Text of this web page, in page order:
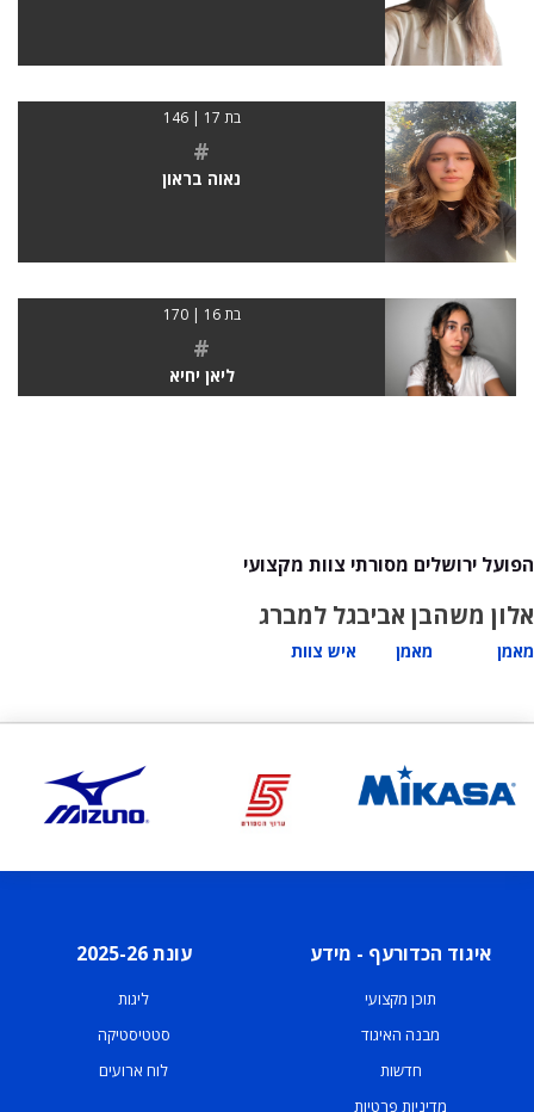
בת 17 | 146
#
נאוה בראון
בת 16 | 170
#
ליאן יחיא
הפועל ירושלים מסורתי צוות מקצועי
אלון משה
מאמן
בן אביב
מאמן
גל למברג
איש צוות
איגוד הכדורעף - מידע
תוכן מקצועי
מבנה האיגוד
חדשות
מדיניות פרטיות
עונת 2025-26
ליגות
סטטיסטיקה
לוח ארועים